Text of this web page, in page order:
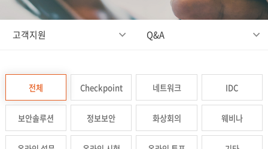
고객지원 Q&A
전체 Checkpoint 네트워크 IDC
보안솔루션 정보보안 화상회의 웨비나